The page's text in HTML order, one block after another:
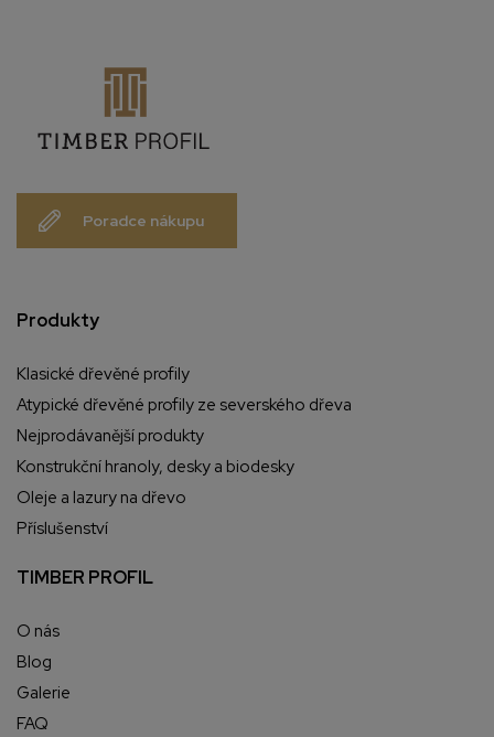
Poradce nákupu
Produkty
Klasické dřevěné profily
Atypické dřevěné profily ze severského dřeva
Nejprodávanější produkty
Konstrukční hranoly, desky a biodesky
Oleje a lazury na dřevo
Příslušenství
TIMBER PROFIL
O nás
Blog
Galerie
FAQ